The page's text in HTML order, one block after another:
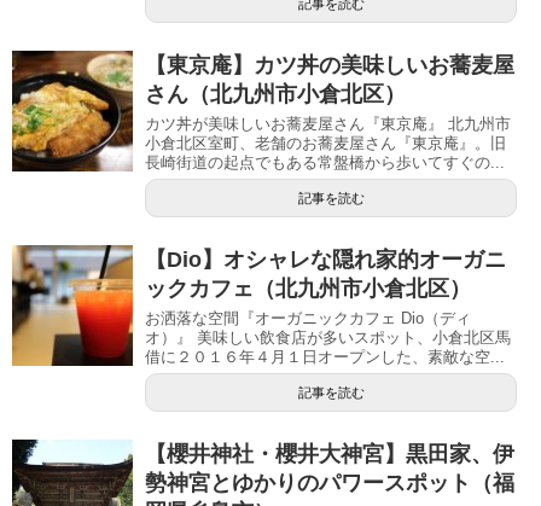
記事を読む
【東京庵】カツ丼の美味しいお蕎麦屋
さん（北九州市小倉北区）
カツ丼が美味しいお蕎麦屋さん『東京庵』 北九州市
小倉北区室町、老舗のお蕎麦屋さん『東京庵』。旧
長崎街道の起点でもある常盤橋から歩いてすぐの...
記事を読む
【Dio】オシャレな隠れ家的オーガニ
ックカフェ（北九州市小倉北区）
お洒落な空間『オーガニックカフェ Dio（ディ
オ）』 美味しい飲食店が多いスポット、小倉北区馬
借に２０１６年４月１日オープンした、素敵な空...
記事を読む
【櫻井神社・櫻井大神宮】黒田家、伊
勢神宮とゆかりのパワースポット（福